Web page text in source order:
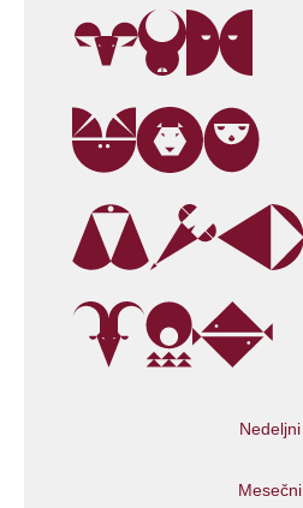
Nedeljni
Mesečni